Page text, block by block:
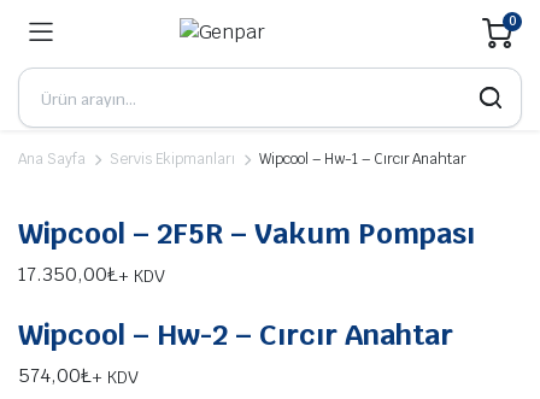
0
Ana Sayfa Servis Ekipmanları Wipcool – Hw-1 – Cırcır Anahtar
Wipcool – 2F5R – Vakum Pompası
17.350,00₺+ KDV
Wipcool – Hw-2 – Cırcır Anahtar
574,00₺+ KDV